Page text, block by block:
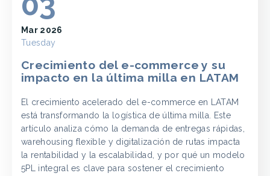
Mar 2026
Tuesday
Crecimiento del e-commerce y su
impacto en la última milla en LATAM
El crecimiento acelerado del e-commerce en LATAM
está transformando la logística de última milla. Este
artículo analiza cómo la demanda de entregas rápidas,
warehousing flexible y digitalización de rutas impacta
la rentabilidad y la escalabilidad, y por qué un modelo
5PL integral es clave para sostener el crecimiento